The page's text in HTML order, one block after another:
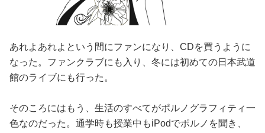
あれよあれよという間にファンになり、CDを買うように
なった。ファンクラブにも入り、冬には初めての日本武道
館のライブにも行った。
そのころにはもう、生活のすべてがポルノグラフィティ一
色なのだった。通学時も授業中もiPodでポルノを聞き、